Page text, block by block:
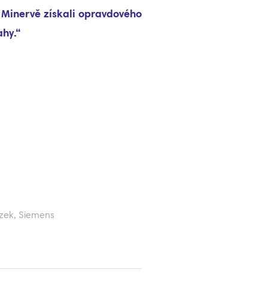
efektivnějšímu plánování v QAD jsme snížili
i neproduktivní čas.“
Majzlík, IT manažer, Senior Flexonics Czech